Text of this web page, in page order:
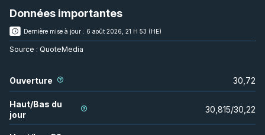
Données importantes
Dernière mise à jour : 6 août 2026, 21 H 53 (HE)
Source : QuoteMedia
Ouverture 30,72
Haut/Bas du
jour
30,815/30,22